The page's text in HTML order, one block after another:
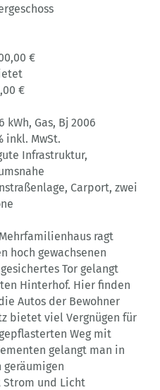
€
€
kWh, Gas, Bj 2006
inkl. MwSt.
Infrastruktur,
Carport, zwei
ragt
hoch gewachsenen
Tor gelangt
Hinterhof. Hier finden
Autos der Bewohner
bietet viel Vergnügen für
Weg mit
gelangt man in
und Licht